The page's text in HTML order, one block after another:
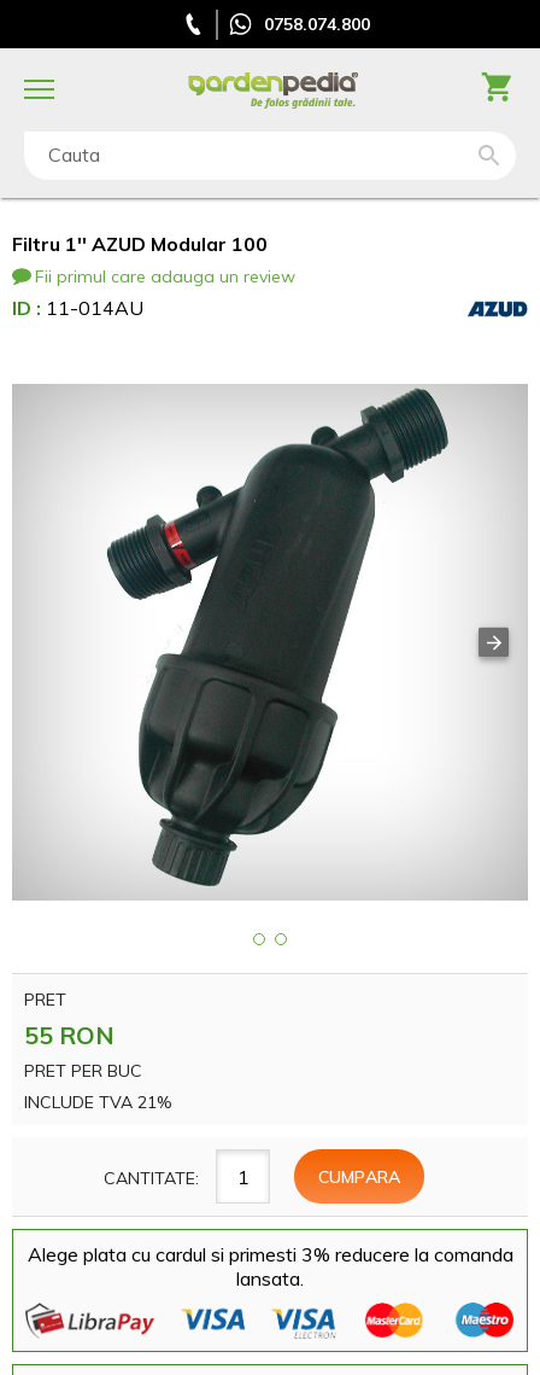
0758.074.800
Cauta
Filtru 1'' AZUD Modular 100
Fii primul care adauga un review
ID : 11-014AU
PRET
55 RON
PRET PER BUC
INCLUDE TVA 21%
CANTITATE:
Alege plata cu cardul si primesti 3% reducere la comanda
lansata.